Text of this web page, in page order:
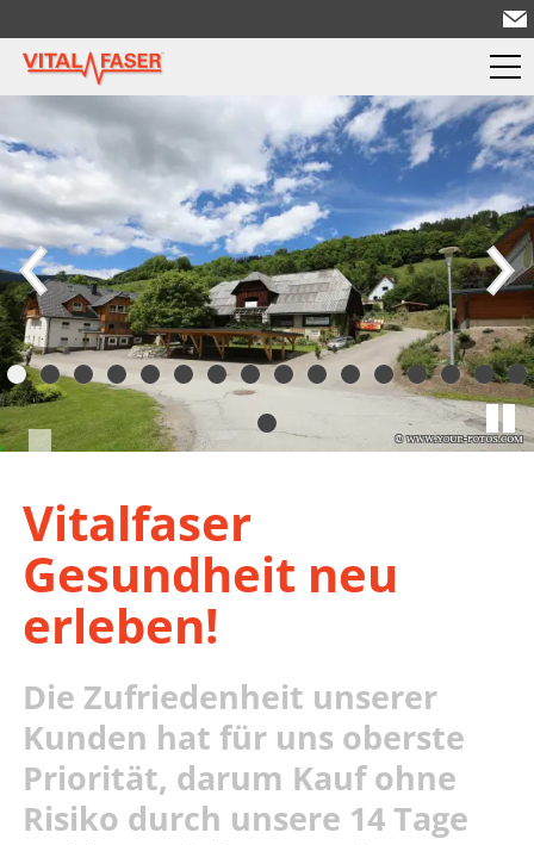
Vitalfaser
Gesundheit neu
erleben!
Die Zufriedenheit unserer
Kunden hat für uns oberste
Priorität, darum Kauf ohne
Risiko durch unsere 14 Tage